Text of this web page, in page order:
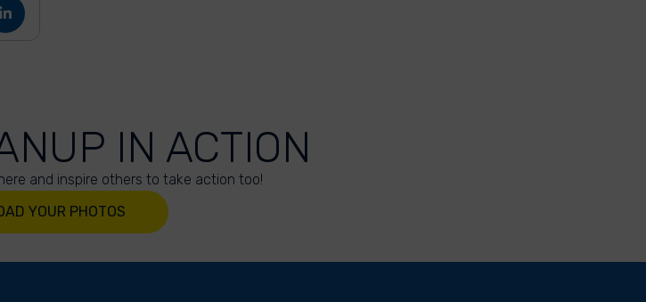
IN ACTION
and inspire others to take action too!
YOUR PHOTOS